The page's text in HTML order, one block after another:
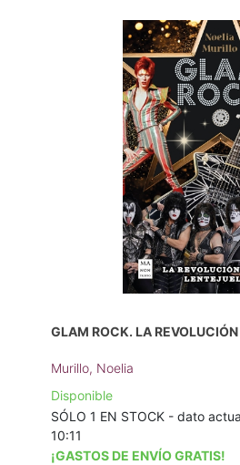
GLAM ROCK. LA
Murillo, Noelia
Disponible
SÓLO 1 EN STOCK - dato
10:11
¡GASTOS DE ENVÍO GRATIS!